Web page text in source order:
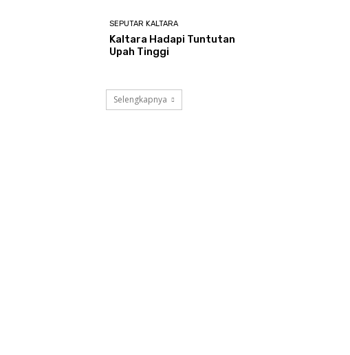
SEPUTAR KALTARA
Kaltara Hadapi Tuntutan
Upah Tinggi
Selengkapnya